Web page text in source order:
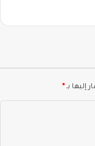
إليها بـ*